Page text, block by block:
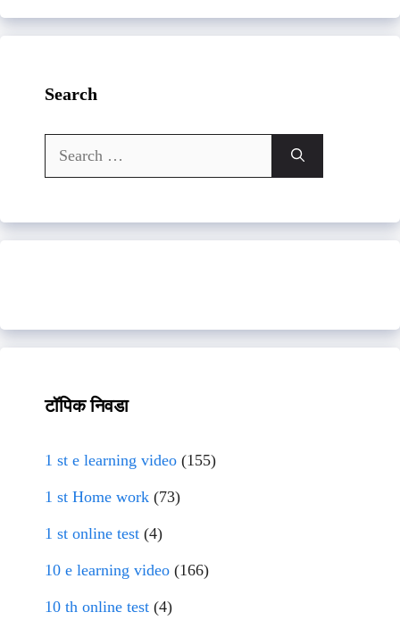
Search
Search
for:
टॉपिक निवडा
1 st e learning video (155)
1 st Home work (73)
1 st online test (4)
10 e learning video (166)
10 th online test (4)